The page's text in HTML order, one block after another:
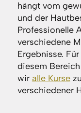
hängt vom
und der
Professionelle
verschiedene
Ergebnisse.
diesem
wir alle Kurse
verschiedener